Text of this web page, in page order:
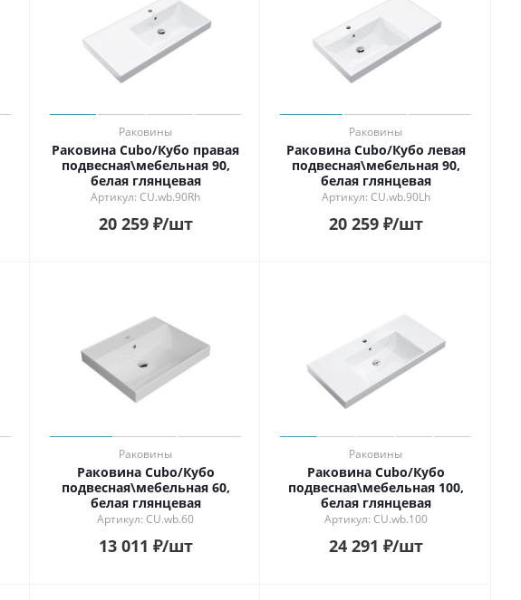
Раковины
Раковина Cubo/Кубо правая
подвесная\мебельная 90,
белая глянцевая
Артикул: CU.wb.90Rh
20 259₽/шт
Раковины
Раковина Cubo/Кубо левая
подвесная\мебельная 90,
белая глянцевая
Артикул: CU.wb.90Lh
20 259₽/шт
Раковины
Раковина Cubo/Кубо
подвесная\мебельная 60,
белая глянцевая
Артикул: CU.wb.60
13 011 ₽/шт
Раковины
Раковина Cubo/Кубо
подвесная\мебельная 100,
белая глянцевая
Артикул: CU.wb.100
24 291 ₽/шт